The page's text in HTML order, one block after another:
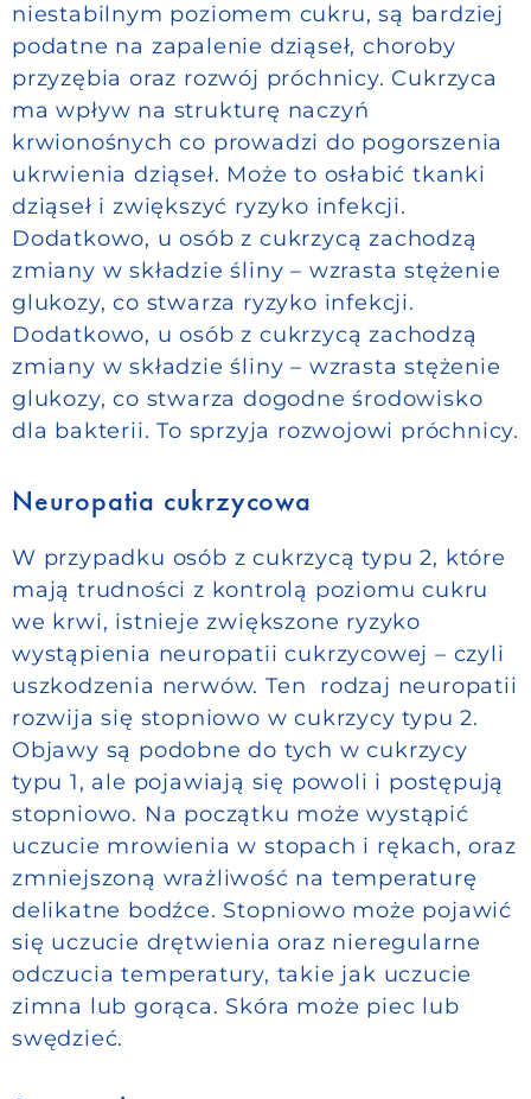
niestabilnym poziomem cukru, są bardziej
podatne na zapalenie dziąseł, choroby
przyzębia oraz rozwój próchnicy. Cukrzyca
ma wpływ na strukturę naczyń
krwionośnych co prowadzi do pogorszenia
ukrwienia dziąseł. Może to osłabić tkanki
dziąseł i zwiększyć ryzyko infekcji.
Dodatkowo, u osób z cukrzycą zachodzą
zmiany w składzie śliny – wzrasta stężenie
glukozy, co stwarza ryzyko infekcji.
Dodatkowo, u osób z cukrzycą zachodzą
zmiany w składzie śliny – wzrasta stężenie
glukozy, co stwarza dogodne środowisko
dla bakterii. To sprzyja rozwojowi próchnicy.
Neuropatia cukrzycowa
W przypadku osób z cukrzycą typu 2, które
mają trudności z kontrolą poziomu cukru
we krwi, istnieje zwiększone ryzyko
wystąpienia neuropatii cukrzycowej – czyli
uszkodzenia nerwów. Ten rodzaj neuropatii
rozwija się stopniowo w cukrzycy typu 2.
Objawy są podobne do tych w cukrzycy
typu 1, ale pojawiają się powoli i postępują
stopniowo. Na początku może wystąpić
uczucie mrowienia w stopach i rękach, oraz
zmniejszoną wrażliwość na temperaturę
delikatne bodźce. Stopniowo może pojawić
się uczucie drętwienia oraz nieregularne
odczucia temperatury, takie jak uczucie
zimna lub gorąca. Skóra może piec lub
swędzieć.